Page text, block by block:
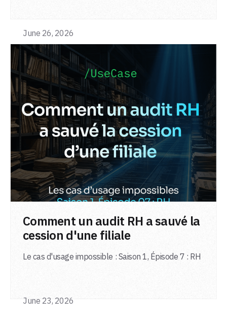
June 26, 2026
Comment un audit RH a sauvé la
cession d'une filiale
Le cas d'usage impossible : Saison 1, Épisode 7 : RH
June 23, 2026